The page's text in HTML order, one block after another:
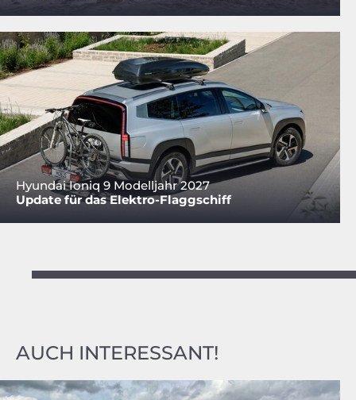
Hyundai Ioniq 9 Modelljahr 2027
Update für das Elektro-Flaggschiff
AUCH INTERESSANT!